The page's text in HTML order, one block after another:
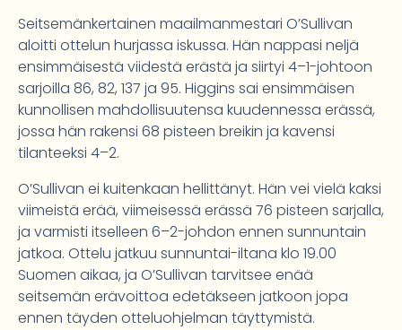
Seitsemänkertainen maailmanmestari O’Sullivan
aloitti ottelun hurjassa iskussa. Hän nappasi neljä
ensimmäisestä viidestä erästä ja siirtyi 4–1-johtoon
sarjoilla 86, 82, 137 ja 95. Higgins sai ensimmäisen
kunnollisen mahdollisuutensa kuudennessa erässä,
jossa hän rakensi 68 pisteen breikin ja kavensi
tilanteeksi 4–2.
O’Sullivan ei kuitenkaan hellittänyt. Hän vei vielä kaksi
viimeistä erää, viimeisessä erässä 76 pisteen sarjalla,
ja varmisti itselleen 6–2-johdon ennen sunnuntain
jatkoa. Ottelu jatkuu sunnuntai-iltana klo 19.00
Suomen aikaa, ja O’Sullivan tarvitsee enää
seitsemän erävoittoa edetäkseen jatkoon jopa
ennen täyden otteluohjelman täyttymistä.